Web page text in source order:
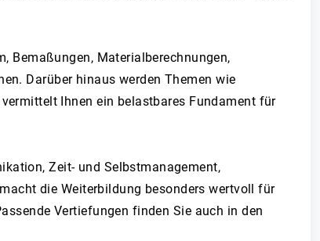
Bemaßungen, Materialberechnungen,
Darüber hinaus werden Themen wie
Ihnen ein belastbares Fundament für
Zeit- und Selbstmanagement,
die Weiterbildung besonders wertvoll für
Vertiefungen finden Sie auch in den